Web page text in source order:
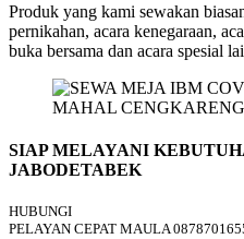
Produk yang kami sewakan
pernikahan, acara kenegaraan,
buka bersama dan acara spesial
SIAP MELAYANI
JABODETABEK
HUBUNGI
PELAYAN CEPAT MAULA